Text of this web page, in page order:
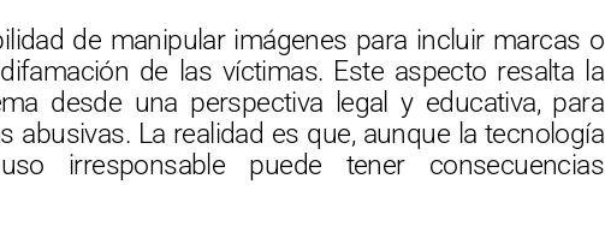
de manipular imágenes para incluir marcas o
de las víctimas. Este aspecto resalta la
desde una perspectiva legal y educativa, para
La realidad es que, aunque la tecnología
irresponsable puede tener consecuencias